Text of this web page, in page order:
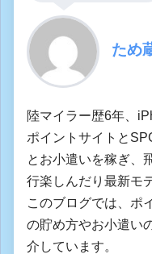
ため
陸マイラー歴6年、
ポイントサイトと
とお小遣いを稼ぎ、
行楽しんだり最新モ
このブログでは、ポ
の貯め方やお小遣い
介しています。